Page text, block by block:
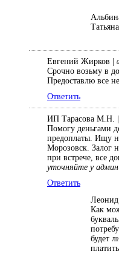
Евгений Жирков |
Срочно возьму в
Предоставлю все
Ответить
ИП Тарасова М.Н. |
Помогу деньгами
предоплаты. Ищу
Морозовск. Залог
при встрече, все
уточняйте у
Ответить
Леонид
Как
будет